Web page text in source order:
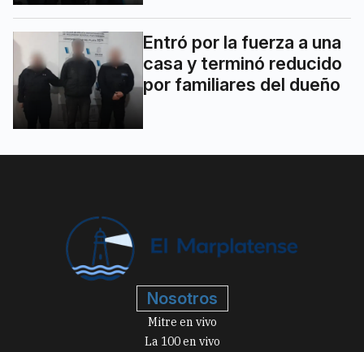
Entró por la fuerza a una
casa y terminó reducido
por familiares del dueño
Nosotros
Mitre en vivo
La 100 en vivo